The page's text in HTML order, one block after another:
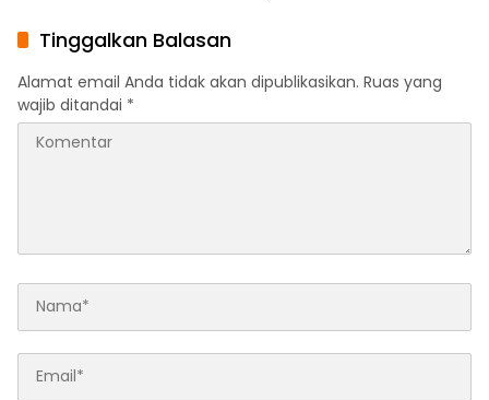
Tinggalkan Balasan
Alamat email Anda tidak akan dipublikasikan. Ruas yang
wajib ditandai *